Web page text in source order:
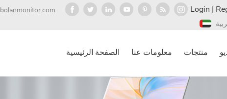
Login |
الصفحة الرئيسية معلومات عنا منتجات